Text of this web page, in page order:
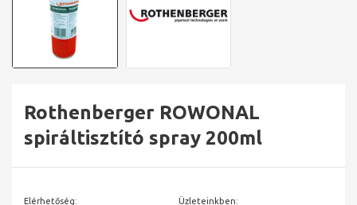
Rothenberger ROWONAL
spiráltisztító spray 200ml
Elérhetőség: Üzleteinkben: